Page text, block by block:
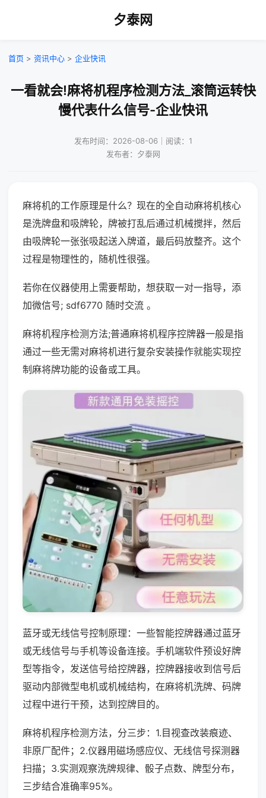
夕泰网
首页 > 资讯中心 > 企业快讯
一看就会!麻将机程序检测方法_滚筒运转快
慢代表什么信号-企业快讯
发布时间：2026-08-06｜阅读：1
发布者：夕泰网
麻将机的工作原理是什么？现在的全自动麻将机核心
是洗牌盘和吸牌轮，牌被打乱后通过机械搅拌，然后
由吸牌轮一张张吸起送入牌道，最后码放整齐。这个
过程是物理性的，随机性很强。
若你在仪器使用上需要帮助，想获取一对一指导，添
加微信号; sdf6770 随时交流 。
麻将机程序检测方法;普通麻将机程序控牌器一般是指
通过一些无需对麻将机进行复杂安装操作就能实现控
制麻将牌功能的设备或工具。
蓝牙或无线信号控制原理：一些智能控牌器通过蓝牙
或无线信号与手机等设备连接。手机端软件预设好牌
型等指令，发送信号给控牌器，控牌器接收到信号后
驱动内部微型电机或机械结构，在麻将机洗牌、码牌
过程中进行干预，达到控牌目的。
麻将机程序检测方法，分三步：1.目视查改装痕迹、
非原厂配件；2.仪器用磁场感应仪、无线信号探测器
扫描；3.实测观察洗牌规律、骰子点数、牌型分布，
三步结合准确率95%。